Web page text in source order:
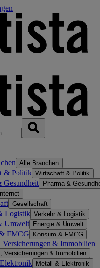
Alle Branchen
& Politik Wirtschaft & Politik
Gesundheit Pharma &
Internet
Gesellschaft
Logistik Verkehr & Logistik
Umwelt Energie & Umwelt
FMCG Konsum & FMCG
Versicherungen & Immobilien
Versicherungen & Immobilien
Metall & Elektronik